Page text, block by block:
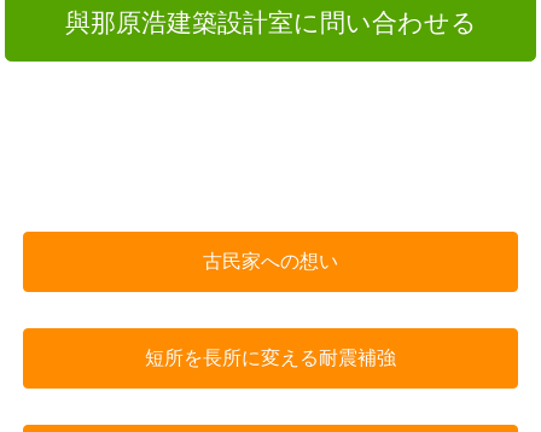
與那原浩建築設計室に問い合わせる
古民家への想い
短所を長所に変える耐震補強